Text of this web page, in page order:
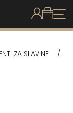
ZA SLAVINE